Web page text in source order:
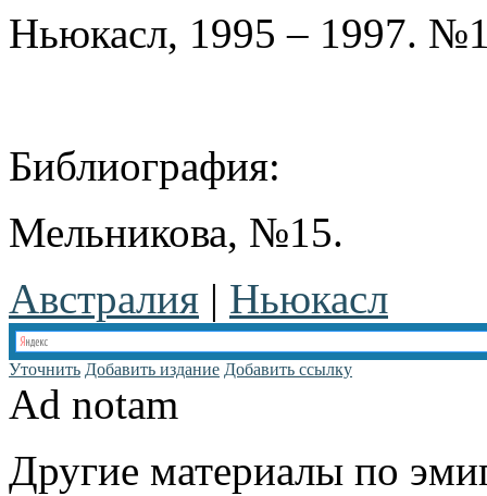
Ньюкасл, 1995 – 1997.
Библиография:
Мельникова, №15.
Австралия | Ньюкасл
Уточнить Добавить издание Добавить ссылку
Ad notam
Другие материалы по